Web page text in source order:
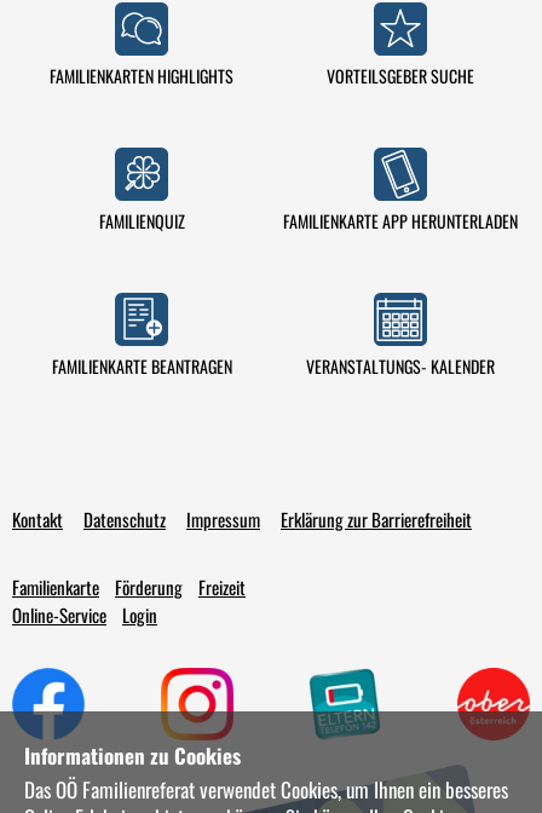
Informationen zu Cookies
Das OÖ Familienreferat verwendet Cookies, um Ihnen ein besseres
Kontakt Datenschutz Impressum Erklärung zur Barrierefreiheit
Familienkarte Förderung
Freizeit
Online-Service
Login
FAMILIENKARTEN HIGHLIGHTS VORTEILSGEBER SUCHE
FAMILIENQUIZ FAMILIENKARTE APP HERUNTERLADEN
FAMILIENKARTE BEANTRAGEN VERANSTALTUNGS- KALENDER